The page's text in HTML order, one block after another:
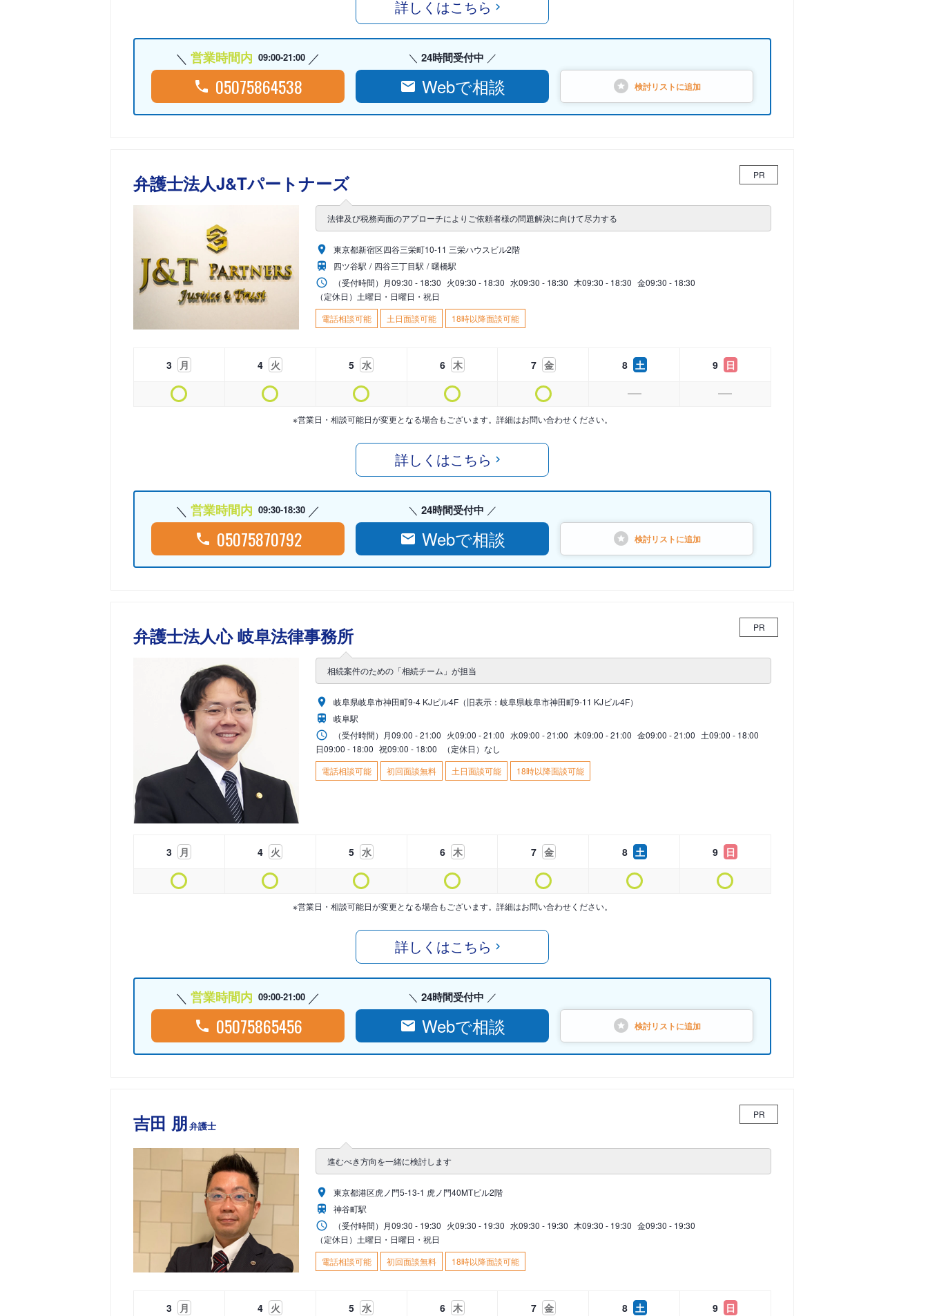
詳しくはこちら
営業時間内 09:00-21:00
05075864538
24時間受付中
Webで相談 検討リストに追加
弁護士法人J&Tパートナーズ PR
法律及び税務両面のアプローチによりご依頼者様の問題解決に向けて尽力する
東京都新宿区四谷三栄町10-11 三栄ハウスビル2階
四ツ谷駅
四谷三丁目駅
曙橋駅
（受付時間） 月09:30 - 18:30 火09:30 - 18:30 水09:30 - 18:30 木09:30 - 18:30 金09:30 - 18:30
（定休日）土曜日・日曜日・祝日
電話相談可能
土日面談可能 18時以降面談可能
3 月 4 火 5 水 6 木 7 金 8 土 9 日
※営業日・相談可能日が変更となる場合もございます。詳細はお問い合わせください。
詳しくはこちら
営業時間内 09:30-18:30
05075870792
24時間受付中
Webで相談 検討リストに追加
弁護士法人心 岐阜法律事務所 PR
相続案件のための「相続チーム」が担当
岐阜県岐阜市神田町9-4 KJビル4F（旧表示：岐阜県岐阜市神田町9-11 KJビル4F）
岐阜駅
（受付時間） 月09:00 - 21:00 火09:00 - 21:00 水09:00 - 21:00 木09:00 - 21:00 金09:00 - 21:00 土09:00 - 18:00
日09:00 - 18:00 祝09:00 - 18:00
（定休日）なし
電話相談可能
初回面談無料 土日面談可能 18時以降面談可能
3 月 4 火 5 水 6 木 7 金 8 土 9 日
※営業日・相談可能日が変更となる場合もございます。詳細はお問い合わせください。
詳しくはこちら
営業時間内 09:00-21:00
05075865456
24時間受付中
Webで相談 検討リストに追加
吉田 朋弁護士
PR
進むべき方向を一緒に検討します
東京都港区虎ノ門5-13-1 虎ノ門40MTビル2階
神谷町駅
（受付時間） 月09:30 - 19:30 火09:30 - 19:30 水09:30 - 19:30 木09:30 - 19:30 金09:30 - 19:30
（定休日）土曜日・日曜日・祝日
電話相談可能
初回面談無料 18時以降面談可能
3 月 4 火 5 水 6 木 7 金 8 土 9 日